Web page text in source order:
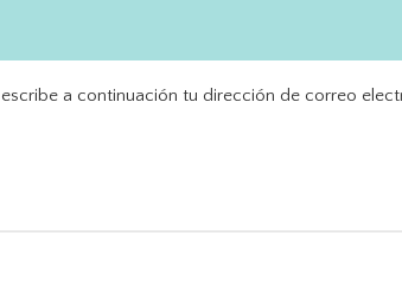
a continuación tu dirección de correo